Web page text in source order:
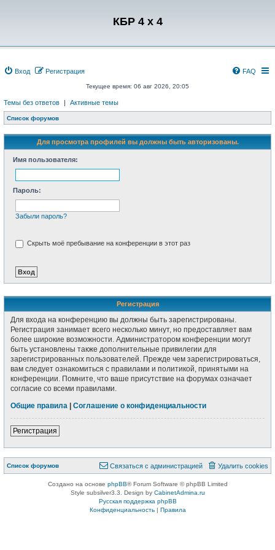
КБР 4 x 4
Вход Регистрация FAQ
Текущее время: 06 авг 2026, 20:05
Темы без ответов | Активные темы
Список форумов
Для просмотра профилей вы должны быть авторизованы.
Имя пользователя:
Пароль:
Забыли пароль?
Скрыть моё пребывание на конференции в этот раз
Регистрация
Для входа на конференцию вы должны быть зарегистрированы.
Регистрация занимает всего несколько минут, но предоставляет вам
более широкие возможности. Администратором конференции могут
быть установлены также дополнительные привилегии для
зарегистрированных пользователей. Прежде чем зарегистрироваться,
вам следует ознакомиться с правилами и политикой, принятыми на
конференции. Помните, что ваше присутствие на форумах означает
согласие со всеми правилами.
Общие правила | Соглашение о конфиденциальности
Регистрация
Список форумов Удалить cookies
Связаться с
Связаться с администрацией
Создано на основе phpBB® Forum Software © phpBB Limited
Style subsilver3.3. Design by CabinetAdmina.ru
Русская поддержка phpBB
Конфиденциальность| Правила